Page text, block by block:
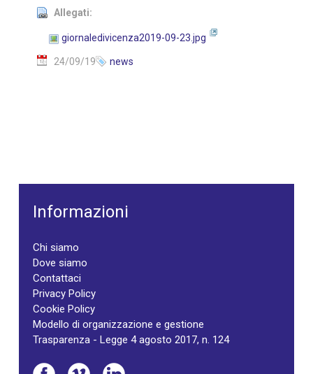
Allegati:
giornaledivicenza2019-09-23.jpg
24/09/19 news
Informazioni
Chi siamo
Dove siamo
Contattaci
Privacy Policy
Cookie Policy
Modello di organizzazione e gestione
Trasparenza - Legge 4 agosto 2017, n. 124